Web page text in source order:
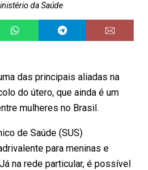
da Saúde
das principais aliadas na
do útero, que ainda é um
mulheres no Brasil.
de Saúde (SUS)
para meninas e
na rede particular, é possível